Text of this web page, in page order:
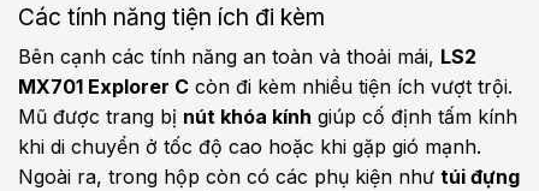
Các tính năng tiện ích đi kèm
Bên cạnh các tính năng an toàn và thoải mái, LS2
MX701 Explorer C còn đi kèm nhiều tiện ích vượt trội.
Mũ được trang bị nút khóa kính giúp cố định tấm kính
khi di chuyển ở tốc độ cao hoặc khi gặp gió mạnh.
Ngoài ra, trong hộp còn có các phụ kiện như túi đựng